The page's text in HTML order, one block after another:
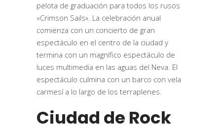
pelota de graduación para todos los rusos
«Crimson Sails». La celebración anual
comienza con un concierto de gran
espectáculo en el centro de la ciudad y
termina con un magnífico espectáculo de
luces multimedia en las aguas del Neva. El
espectáculo culmina con un barco con vela
carmesí a lo largo de los terraplenes.
Ciudad de Rock